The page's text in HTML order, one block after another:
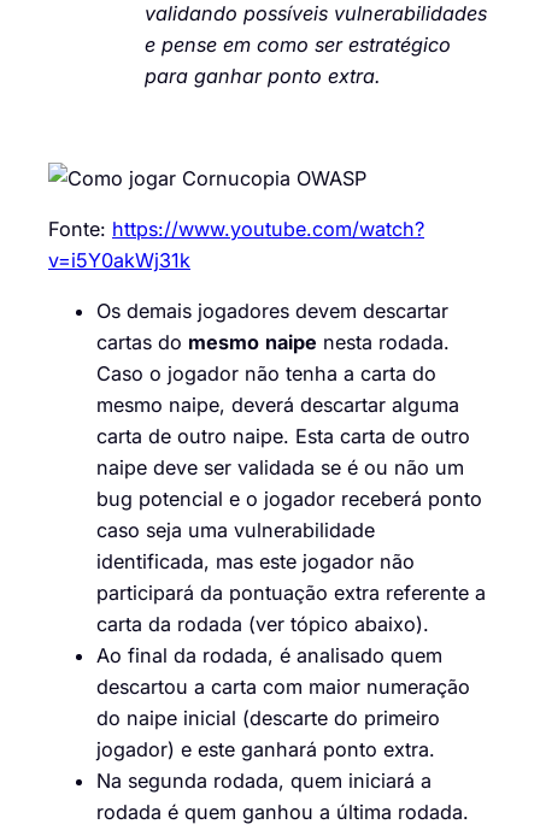
validando possíveis vulnerabilidades
e pense em como ser estratégico
para ganhar ponto extra.
Fonte: https://www.youtube.com/watch?
v=i5Y0akWj31k
Os demais jogadores devem descartar
cartas do mesmo naipe nesta rodada.
Caso o jogador não tenha a carta do
mesmo naipe, deverá descartar alguma
carta de outro naipe. Esta carta de outro
naipe deve ser validada se é ou não um
bug potencial e o jogador receberá ponto
caso seja uma vulnerabilidade
identificada, mas este jogador não
participará da pontuação extra referente a
carta da rodada (ver tópico abaixo).
Ao final da rodada, é analisado quem
descartou a carta com maior numeração
do naipe inicial (descarte do primeiro
jogador) e este ganhará ponto extra.
Na segunda rodada, quem iniciará a
rodada é quem ganhou a última rodada.